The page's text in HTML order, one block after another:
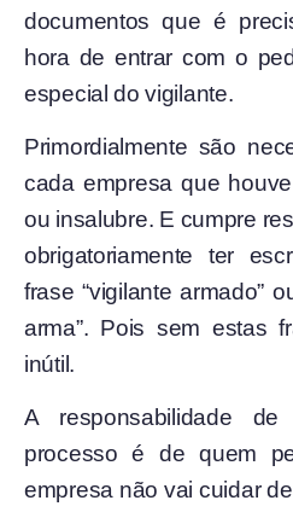
documentos que é
hora de entrar com o
especial do vigilante.
Primordialmente são
cada empresa que
ou insalubre. E cumpre
obrigatoriamente ter
frase “vigilante armado”
arma”. Pois sem estas
inútil.
A responsabilidade
processo é de quem
empresa não vai cuidar